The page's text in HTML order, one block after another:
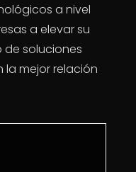
a nivel
a elevar su
de soluciones
la mejor relación